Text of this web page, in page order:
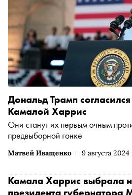
Матвей Иващенко 9 августа 2024
Дональд Трамп
Камалой Харрис
Они станут их первым очным
предвыборной гонке
Камала Харрис выбрала
президента губернатора